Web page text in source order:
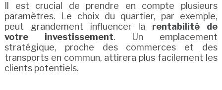
Il est crucial de prendre en compte plusieurs
paramètres. Le choix du quartier, par exemple,
peut grandement influencer la rentabilité de
votre investissement. Un emplacement
stratégique, proche des commerces et des
transports en commun, attirera plus facilement les
clients potentiels.